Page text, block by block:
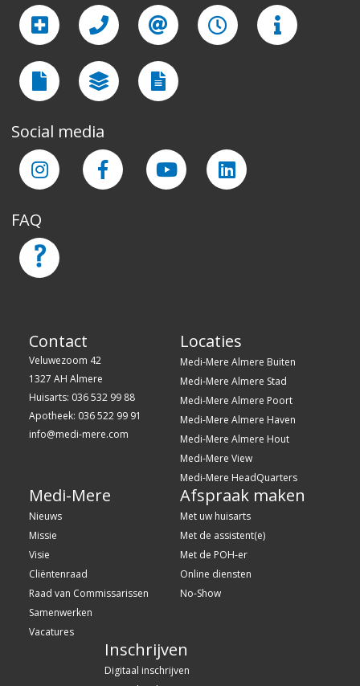
Social media
FAQ
Contact
Veluwezoom 42
1327 AH Almere
Huisarts: 036 532 99 88
Apotheek: 036 522 99 91
info@medi-mere.com
Locaties
Medi-Mere Almere Buiten
Medi-Mere Almere Stad
Medi-Mere Almere Poort
Medi-Mere Almere Haven
Medi-Mere Almere Hout
Medi-Mere View
Medi-Mere HeadQuarters
Medi-Mere
Nieuws
Missie
Visie
Cliëntenraad
Raad van Commissarissen
Samenwerken
Vacatures
Afspraak maken
Met uw huisarts
Met de assistent(e)
Met de POH-er
Online diensten
No-Show
Inschrijven
Digitaal inschrijven